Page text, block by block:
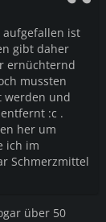
aufgefallen ist
gibt daher
ernüchternd
mussten
werden und
:c .
her um
ich im
Schmerzmittel
über 50